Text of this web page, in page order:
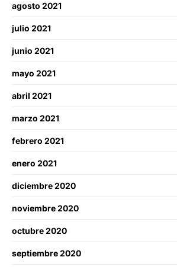
agosto 2021
julio 2021
junio 2021
mayo 2021
abril 2021
marzo 2021
febrero 2021
enero 2021
diciembre 2020
noviembre 2020
octubre 2020
septiembre 2020